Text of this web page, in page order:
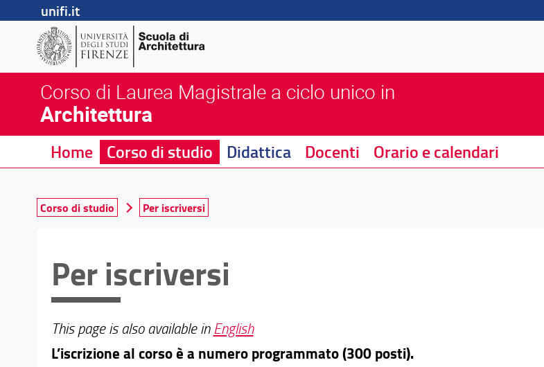
unifi.it
Corso di Laurea Magistrale a ciclo unico in
Architettura
Home Corso di studio Didattica Docenti Orario e calendari
Corso di studio Per iscriversi
Per iscriversi
This page is also available in English
L’iscrizione al corso è a numero programmato (300 posti).